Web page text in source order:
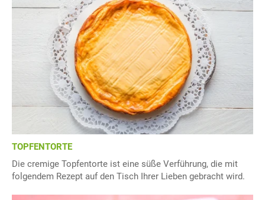
TOPFENTORTE
Die cremige Topfentorte ist eine süße Verführung, die mit
folgendem Rezept auf den Tisch Ihrer Lieben gebracht wird.